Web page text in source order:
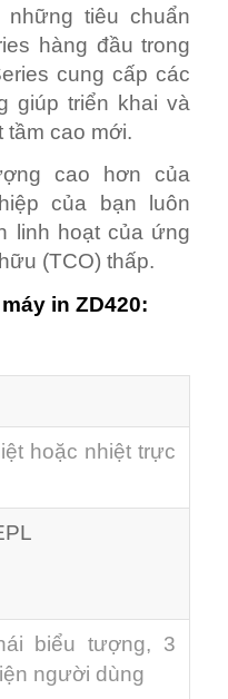
tiêu chuẩn
hàng đầu trong
cung cấp các
giúp triển khai và
tầm cao mới.
cao hơn của
của bạn luôn
linh hoạt của ứng
(TCO) thấp.
in ZD420:
hoặc nhiệt trực
biểu tượng, 3
người dùng